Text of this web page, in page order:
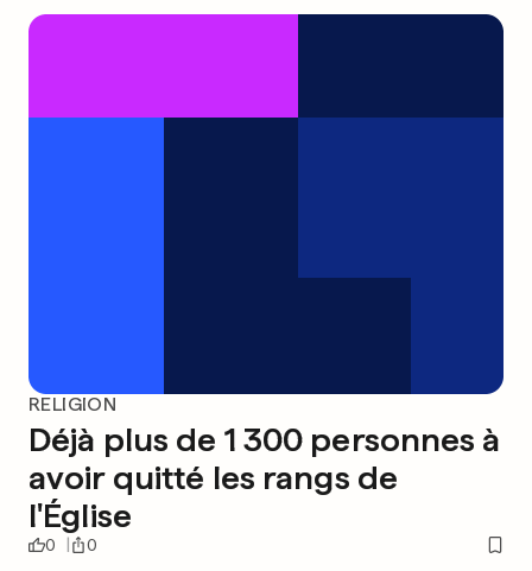
RELIGION
Déjà plus de 1 300 personnes à
avoir quitté les rangs de
l'Église
0 0